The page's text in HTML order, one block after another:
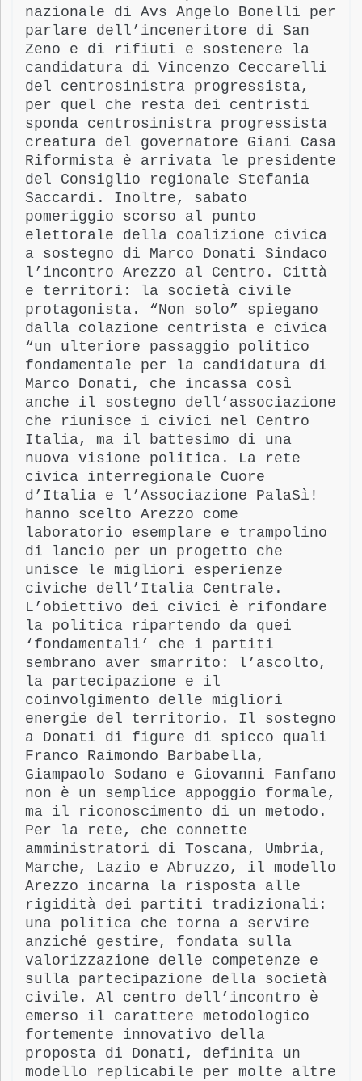
nazionale di Avs Angelo Bonelli per
parlare dell’inceneritore di San
Zeno e di rifiuti e sostenere la
candidatura di Vincenzo Ceccarelli
del centrosinistra progressista,
per quel che resta dei centristi
sponda centrosinistra progressista
creatura del governatore Giani Casa
Riformista è arrivata le presidente
del Consiglio regionale Stefania
Saccardi. Inoltre, sabato
pomeriggio scorso al punto
elettorale della coalizione civica
a sostegno di Marco Donati Sindaco
l’incontro Arezzo al Centro. Città
e territori: la società civile
protagonista. “Non solo” spiegano
dalla colazione centrista e civica
“un ulteriore passaggio politico
fondamentale per la candidatura di
Marco Donati, che incassa così
anche il sostegno dell’associazione
che riunisce i civici nel Centro
Italia, ma il battesimo di una
nuova visione politica. La rete
civica interregionale Cuore
d’Italia e l’Associazione PalaSì!
hanno scelto Arezzo come
laboratorio esemplare e trampolino
di lancio per un progetto che
unisce le migliori esperienze
civiche dell’Italia Centrale.
L’obiettivo dei civici è rifondare
la politica ripartendo da quei
‘fondamentali’ che i partiti
sembrano aver smarrito: l’ascolto,
la partecipazione e il
coinvolgimento delle migliori
energie del territorio. Il sostegno
a Donati di figure di spicco quali
Franco Raimondo Barbabella,
Giampaolo Sodano e Giovanni Fanfano
non è un semplice appoggio formale,
ma il riconoscimento di un metodo.
Per la rete, che connette
amministratori di Toscana, Umbria,
Marche, Lazio e Abruzzo, il modello
Arezzo incarna la risposta alle
rigidità dei partiti tradizionali:
una politica che torna a servire
anziché gestire, fondata sulla
valorizzazione delle competenze e
sulla partecipazione della società
civile. Al centro dell’incontro è
emerso il carattere metodologico
fortemente innovativo della
proposta di Donati, definita un
modello replicabile per molte altre